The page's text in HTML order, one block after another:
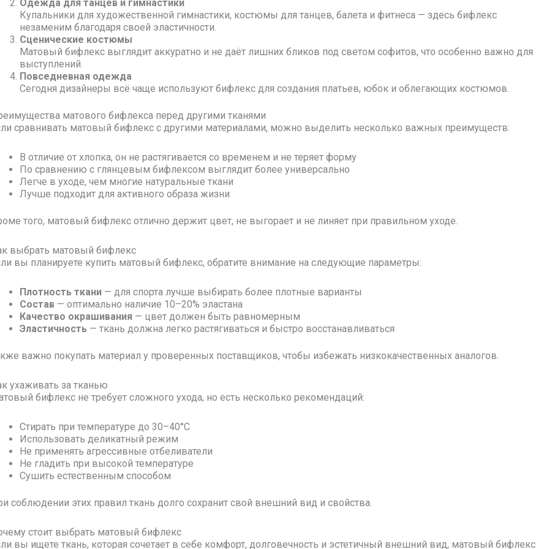
Одежда для танцев и гимнастики
Купальники для художественной гимнастики, костюмы для танцев, балета и фитнеса — здесь бифлекс
незаменим благодаря своей эластичности.
Сценические костюмы
Матовый бифлекс выглядит аккуратно и не даёт лишних бликов под светом софитов, что особенно важно для
выступлений.
Повседневная одежда
Сегодня дизайнеры всё чаще используют бифлекс для создания платьев, юбок и облегающих костюмов.
матового бифлекса перед другими тканями
сравнивать матовый бифлекс с другими материалами, можно выделить несколько важных преимуществ:
В отличие от хлопка, он не растягивается со временем и не теряет форму
По сравнению с глянцевым бифлексом выглядит более универсально
Легче в уходе, чем многие натуральные ткани
Лучше подходит для активного образа жизни
того, матовый бифлекс отлично держит цвет, не выгорает и не линяет при правильном уходе.
выбрать матовый бифлекс
вы планируете купить матовый бифлекс, обратите внимание на следующие параметры:
Плотность ткани — для спорта лучше выбирать более плотные варианты
Состав — оптимально наличие 10–20% эластана
Качество окрашивания — цвет должен быть равномерным
Эластичность — ткань должна легко растягиваться и быстро восстанавливаться
важно покупать материал у проверенных поставщиков, чтобы избежать низкокачественных аналогов.
ухаживать за тканью
бифлекс не требует сложного ухода, но есть несколько рекомендаций:
Стирать при температуре до 30–40°C
Использовать деликатный режим
Не применять агрессивные отбеливатели
Не гладить при высокой температуре
Сушить естественным способом
соблюдении этих правил ткань долго сохранит свой внешний вид и свойства.
стоит выбрать матовый бифлекс
вы ищете ткань, которая сочетает в себе комфорт, долговечность и эстетичный внешний вид, матовый бифлекс